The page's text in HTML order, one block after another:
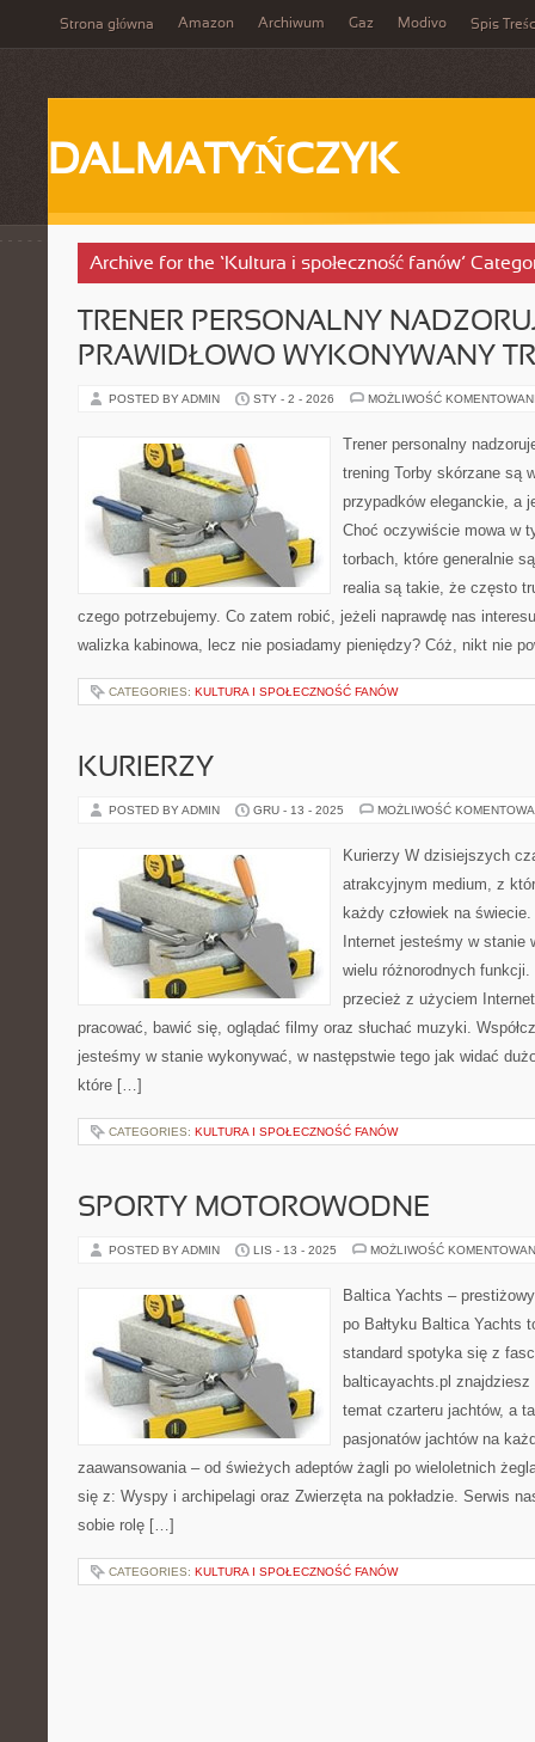
Strona główna Amazon Archiwum Gaz Modivo Spis
DALMATYŃCZYK
Archive for the ‘Kultura i społeczność fanów’
TRENER PERSONALNY
PRAWIDŁOWO WYKONYWANY
POSTED BY ADMIN STY - 2 - 2026 MOŻLIWOŚĆ
Trener personalny
trening Torby skórzane są
przypadków eleganckie, a
Choć oczywiście mowa w
torbach, które generalnie
realia są takie, że często
czego potrzebujemy. Co zatem robić, jeżeli naprawdę nas
walizka kabinowa, lecz nie posiadamy pieniędzy? Cóż, nikt nie
CATEGORIES: KULTURA I SPOŁECZNOŚĆ FANÓW
KURIERZY
POSTED BY ADMIN GRU - 13 - 2025 MOŻLIWOŚĆ
Kurierzy W dzisiejszych
atrakcyjnym medium, z
każdy człowiek na
Internet jesteśmy w
wielu różnorodnych
przecież z użyciem
pracować, bawić się, oglądać filmy oraz słuchać muzyki.
jesteśmy w stanie wykonywać, w następstwie tego jak widać
które […]
CATEGORIES: KULTURA I SPOŁECZNOŚĆ FANÓW
SPORTY MOTOROWODNE
POSTED BY ADMIN LIS - 13 - 2025 MOŻLIWOŚĆ
Baltica Yachts –
po Bałtyku Baltica Yachts
standard spotyka się z
balticayachts.pl
temat czarteru jachtów, a
pasjonatów jachtów na
zaawansowania – od świeżych adeptów żagli po wieloletnich
się z: Wyspy i archipelagi oraz Zwierzęta na pokładzie. Serwis
sobie rolę […]
CATEGORIES: KULTURA I SPOŁECZNOŚĆ FANÓW